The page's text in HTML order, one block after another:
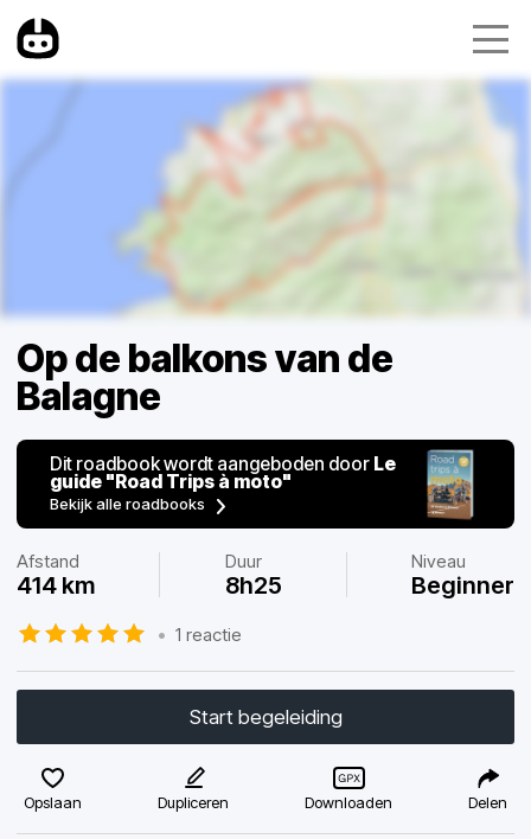
Op de balkons van de
Balagne
Dit roadbook wordt aangeboden door Le
guide "Road Trips à moto"
Bekijk alle roadbooks
Afstand
414 km
Duur
8h25
Niveau
Beginner
• 1 reactie
Start begeleiding
Opslaan Dupliceren Downloaden Delen